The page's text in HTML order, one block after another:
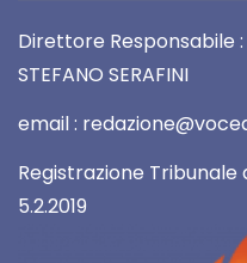
Direttore Responsabile :
STEFANO SERAFINI
email :
Registrazione Tribunale
5.2.2019